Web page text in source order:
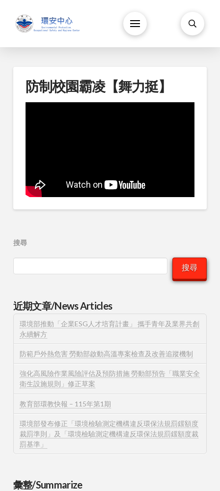
防制校園霸凌【舞力挺】
搜尋
搜尋
近期文章/News Articles
環境部推動「企業ESG人才培育計畫」 攜手青年及業界共創
永續解方
防範戶外熱危害 勞動部啟動高溫專案檢查及改善追蹤機制
強化高風險作業風險評估及預防措施 勞動部預告「職業安全
衛生設施規則」修正草案
教育部環教快報 – 115年第1期
環境部發布修正「環境檢驗測定機構違反環保法規罰鍰額度
裁罰準則」及「環境檢驗測定機構違反環保法規罰鍰額度裁
罰基準」
彙整/Summarize